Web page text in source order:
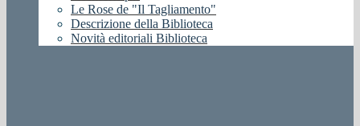
Le Rose de "Il Tagliamento"
Descrizione della Biblioteca
Novità editoriali Biblioteca